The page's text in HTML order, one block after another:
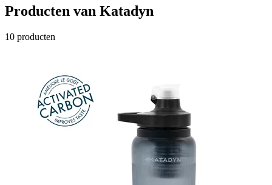
Producten van Katadyn
10 producten